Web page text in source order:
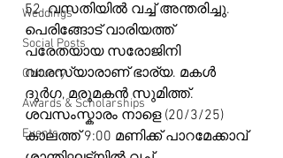
Weddings
Social Posts
Obituary
Awards & Scholarships
Events
52  വസതിയിൽ വച്ച് അന്തരിച്ചു.
പെരിങ്ങോട് വാരിയത്ത്
പരേതയായ സരോജിനി
വാരസ്യാരാണ് ഭാര്യ. മകൾ
ദുർഗ, മരുമകൻ സുമിത്ത്.
ശവസംസ്കാരം നാളെ (20/3/25)
കാലത്ത് 9:00 മണിക്ക് പാറമേക്കാവ്